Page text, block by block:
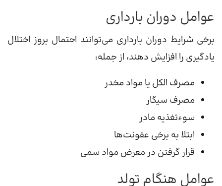
عوامل دوران بارداری
برخی شرایط دوران بارداری می‌توانند احتمال بروز اختلال
یادگیری را افزایش دهند، از جمله:
مصرف الکل یا مواد مخدر
مصرف سیگار
سوءتغذیه مادر
ابتلا به برخی عفونت‌ها
قرار گرفتن در معرض مواد سمی
عوامل هنگام تولد